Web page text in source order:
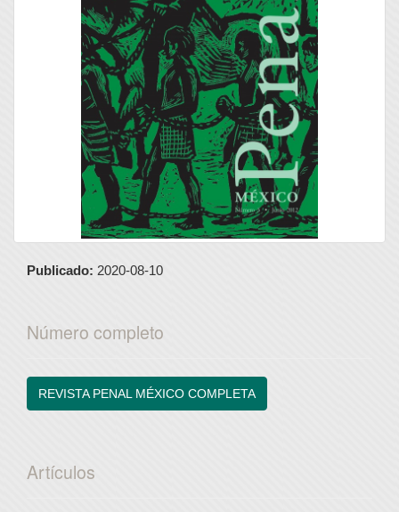
Publicado: 2020-08-10
Número completo
REVISTA PENAL MÉXICO COMPLETA
Artículos